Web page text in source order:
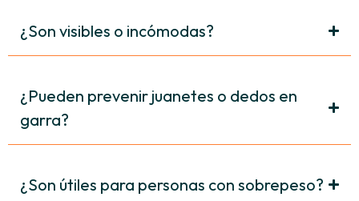
¿Son visibles o incómodas?
¿Pueden prevenir juanetes o dedos en
garra?
¿Son útiles para personas con sobrepeso?